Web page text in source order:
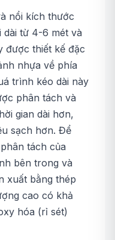
nổi kích thước
dài từ 4-6 mét và
được thiết kế đặc
nhựa về phía
trình kéo dài này
phân tách và
gian dài hơn,
sạch hơn. Để
tách của
bên trong và
xuất bằng thép
cao có khả
hóa (rỉ sét)